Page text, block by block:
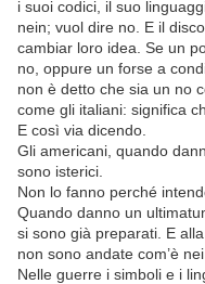
i suoi codici, il suo
nein; vuol dire no. E il
cambiar loro idea. Se un
no, oppure un forse a
non è detto che sia un no
come gli italiani: significa
E così via dicendo.
Gli americani, quando
sono isterici.
Non lo fanno perché
Quando danno un
si sono già preparati. E
non sono andate com’è
Nelle guerre i simboli e i